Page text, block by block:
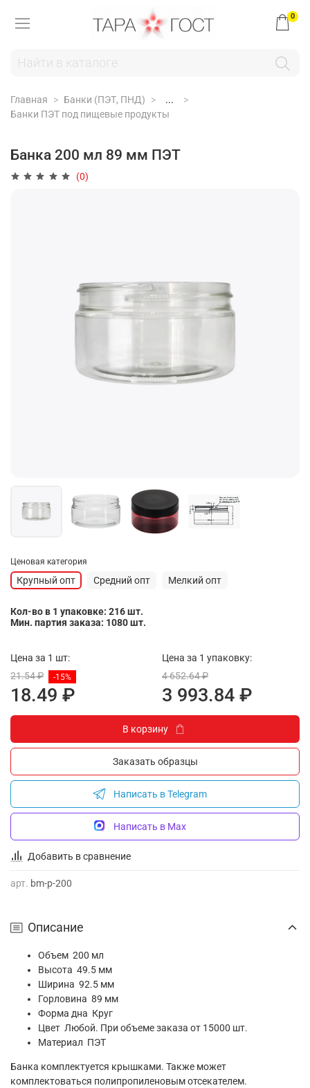
0
Главная Банки (ПЭТ, ПНД)
...
Банки ПЭТ под пищевые продукты
Банка 200 мл 89 мм ПЭТ
(0)
Добавить в сравнение
арт. bm-p-200
Ценовая категория
Крупный опт Средний опт Мелкий опт
Кол-во в 1 упаковке: 216 шт.
Мин. партия заказа: 1080 шт.
Цена за 1 шт:
21.54 ₽
18.49 ₽
-15%
Цена за 1 упаковку:
4 652.64 ₽
3 993.84 ₽
В корзину
Заказать образцы
Написать в Telegram
Написать в Max
Описание
Объем 200 мл
Высота 49.5 мм
Ширина 92.5 мм
Горловина 89 мм
Форма дна Круг
Цвет Любой. При объеме заказа от 15000 шт.
Материал ПЭТ
Банка комплектуется крышками. Также может
комплектоваться полипропиленовым отсекателем.